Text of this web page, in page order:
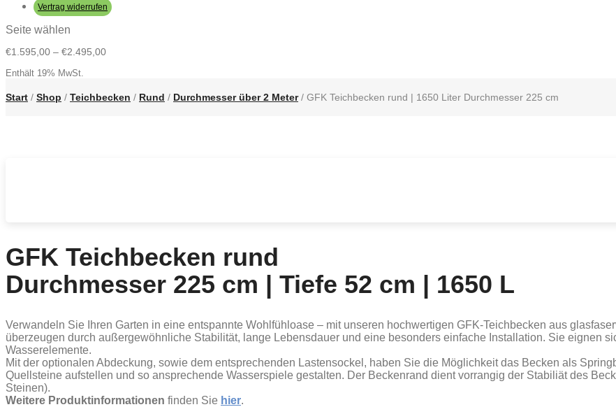
Vertrag widerrufen
Seite wählen
€1.595,00 – €2.495,00Preisspanne:
Enthält 19% MwSt.
Start / Shop / Teichbecken / Rund / Durchmesser über 2 Meter/ GFK Teichbecken rund | 1650 Liter Durchmesser 225 cm
GFK Teichbecken rund
Durchmesser 225 cm | Tiefe 52 cm | 1650 L
Verwandeln Sie Ihren Garten in eine entspannte Wohlfühloase – mit unseren hochwertigen GFK-Teichbecken aus
überzeugen durch außergewöhnliche Stabilität, lange Lebensdauer und eine besonders einfache Installation. Sie eignen
Wasserelemente.
Mit der optionalen Abdeckung, sowie dem entsprechenden Lastensockel, haben Sie die Möglichkeit das Becken als
Quellsteine aufstellen und so ansprechende Wasserspiele gestalten. Der Beckenrand dient vorrangig der Stabiliät des
Steinen).
Weitere Produktinformationen finden Sie hier.